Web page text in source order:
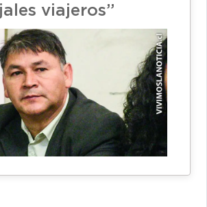
viajeros”